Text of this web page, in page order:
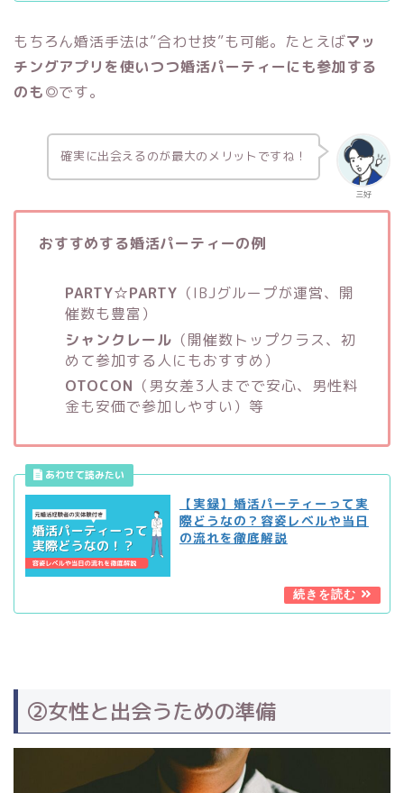
もちろん婚活手法は”合わせ技”も可能。たとえばマッ
チングアプリを使いつつ婚活パーティーにも参加する
のも◎です。
三好
確実に出会えるのが最大のメリットですね！
おすすめする婚活パーティーの例
PARTY☆PARTY （IBJグループが運営、開
催数も豊富）
シャンクレール （開催数トップクラス、初
めて参加する人にもおすすめ）
OTOCON （男女差3人までで安心、男性料
金も安価で参加しやすい）等
【実録】婚活パーティーって実
際どうなの？容姿レベルや当日
の流れを徹底解説
②女性と出会うための準備